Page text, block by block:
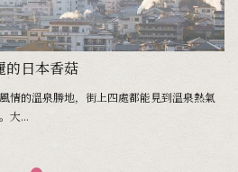
的日本香菇
情的溫泉勝地，街上四處都能見到溫泉熱氣
大...